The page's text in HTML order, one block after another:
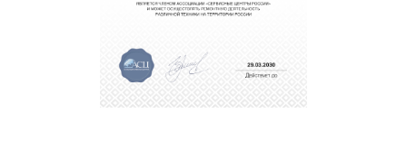
обеспечат доставку устройств в сервис в
За годы своей деятельности мы получали только
положительные отзывы и обрели отличную
стараемся каждый день делать наш сервис еще